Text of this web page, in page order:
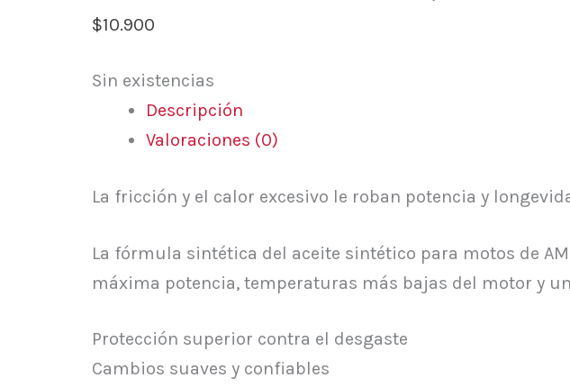
$10.900
Sin existencias
Descripción
Valoraciones (0)
La fricción y el calor excesivo le roban potencia y
La fórmula sintética del aceite sintético para motos de
máxima potencia, temperaturas más bajas del motor y
Protección superior contra el desgaste
Cambios suaves y confiables